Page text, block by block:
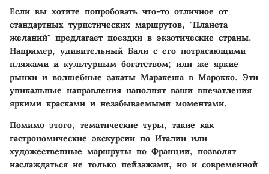
Если вы хотите попробовать что-то отличное от
стандартных туристических маршрутов, "Планета
желаний" предлагает поездки в экзотические страны.
Например, удивительный Бали с его потрясающими
пляжами и культурным богатством; или же яркие
рынки и волшебные закаты Маракеша в Марокко. Эти
уникальные направления наполнят ваши впечатления
яркими красками и незабываемыми моментами.
Помимо этого, тематические туры, такие как
гастрономические экскурсии по Италии или
художественные маршруты по Франции, позволят
наслаждаться не только пейзажами, но и современной